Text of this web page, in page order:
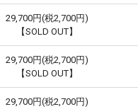
29,700円(税2,700円)
【SOLD OUT】
29,700円(税2,700円)
【SOLD OUT】
29,700円(税2,700円)